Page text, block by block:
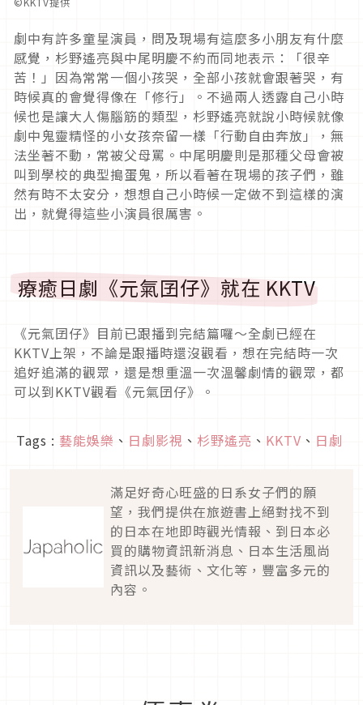
劇中有許多童星演員，問及現場有這麼多小朋友有什麼
感覺，杉野遙亮與中尾明慶不約而同地表示：「很辛
苦！」因為常常一個小孩哭，全部小孩就會跟著哭，有
時候真的會覺得像在「修行」。不過兩人透露自己小時
候也是讓大人傷腦筋的類型，杉野遙亮就說小時候就像
劇中鬼靈精怪的小女孩奈留一樣「行動自由奔放」，無
法坐著不動，常被父母罵。中尾明慶則是那種父母會被
叫到學校的典型搗蛋鬼，所以看著在現場的孩子們，雖
然有時不太安分，想想自己小時候一定做不到這樣的演
出，就覺得這些小演員很厲害。
療癒日劇《元氣囝仔》就在 KKTV
《元氣囝仔》目前已跟播到完結篇囉～全劇已經在
KKTV上架，不論是跟播時還沒觀看，想在完結時一次
追好追滿的觀眾，還是想重溫一次溫馨劇情的觀眾，都
可以到KKTV觀看《元氣囝仔》。
Tags : 藝能娛樂 、 日劇影視 、 杉野遙亮 、 KKTV 、 日劇
滿足好奇心旺盛的日系女子們的願
望，我們提供在旅遊書上絕對找不到
的日本在地即時觀光情報、到日本必
買的購物資訊新消息、日本生活風尚
資訊以及藝術、文化等，豐富多元的
內容。